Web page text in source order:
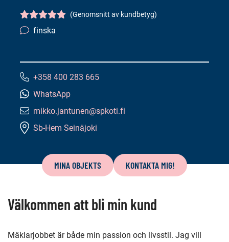
Kundbetyg
5/5
(Genomsnitt av kundbetyg)
Språkkunskaper:
finska
Telefonnummer:
+358 400 283 665
WhatsApp
E-
postadress:
mikko.jantunen@spkoti.fi
Sb-Hem Seinäjoki
på
sida
MINA OBJEKTS KONTAKTA MIG!
Välkommen att bli min kund
Mäklarjobbet är både min passion och livsstil. Jag vill